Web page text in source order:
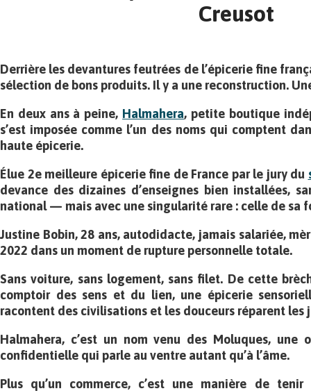
Creusot
Derrière les devantures feutrées de l’épicerie fine
sélection de bons produits. Il y a une reconstruction.
En deux ans à peine, Halmahera, petite boutique
s’est imposée comme l’un des noms qui comptent
haute épicerie.
Élue 2e meilleure épicerie fine de France par le jury du
devance des dizaines d’enseignes bien installées,
national — mais avec une singularité rare : celle de sa
Justine Bobin, 28 ans, autodidacte, jamais salariée,
2022 dans un moment de rupture personnelle totale.
Sans voiture, sans logement, sans filet. De cette
comptoir des sens et du lien, une épicerie
racontent des civilisations et les douceurs réparent les
Halmahera, c’est un nom venu des Moluques, une
confidentielle qui parle au ventre autant qu’à l’âme.
Plus qu’un commerce, c’est une manière de